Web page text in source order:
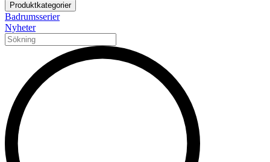
Produktkategorier
Badrumsserier
Nyheter